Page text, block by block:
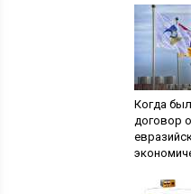
Когда
договор